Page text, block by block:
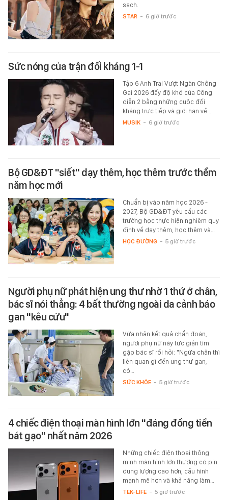
sạch.
STAR - 6 giờ trước
Sức nóng của trận đối kháng 1-1
Tập 6 Anh Trai Vượt Ngàn Chông
Gai 2026 đẩy độ khó của Công
diễn 2 bằng những cuộc đối
kháng trực tiếp và giới hạn về…
MUSIK - 6 giờ trước
Bộ GD&ĐT "siết" dạy thêm, học thêm trước thềm
năm học mới
Chuẩn bị vào năm học 2026 -
2027, Bộ GD&ĐT yêu cầu các
trường học thực hiện nghiêm quy
định về dạy thêm, học thêm và…
HỌC ĐƯỜNG - 5 giờ trước
Người phụ nữ phát hiện ung thư nhờ 1 thứ ở chân,
bác sĩ nói thẳng: 4 bất thường ngoài da cảnh báo
gan "kêu cứu"
Vừa nhận kết quả chẩn đoán,
người phụ nữ này tức giận tìm
gặp bác sĩ rồi hỏi: "Ngứa chân thì
liên quan gì đến ung thư gan,
có…
SỨC KHỎE - 5 giờ trước
4 chiếc điện thoại màn hình lớn "đáng đồng tiền
bát gạo" nhất năm 2026
Những chiếc điện thoại thông
minh màn hình lớn thường có pin
dung lượng cao hơn, cấu hình
mạnh mẽ hơn và khả năng làm…
TEK-LIFE - 5 giờ trước